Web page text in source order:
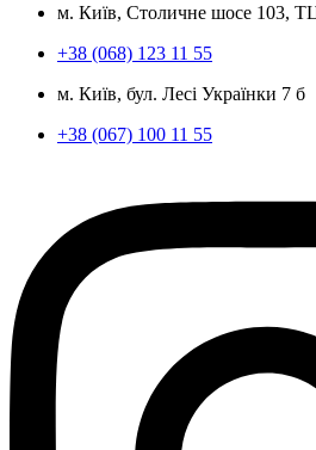
м. Київ, Столичне шосе 103,
+38 (068) 123 11 55
м. Київ, бул. Лесі Українки 7 б
+38 (067) 100 11 55